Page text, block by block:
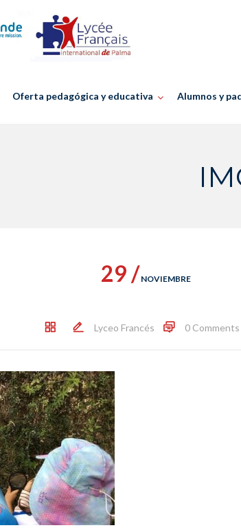
Oferta pedagógica y educativa Alumnos y
29 / NOVIEMBRE
Lyceo Francés 0 Comments